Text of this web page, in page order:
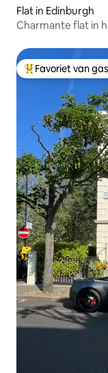
Flat in Edinburgh
Charmante flat in
Topfavoriet van
Favoriet van